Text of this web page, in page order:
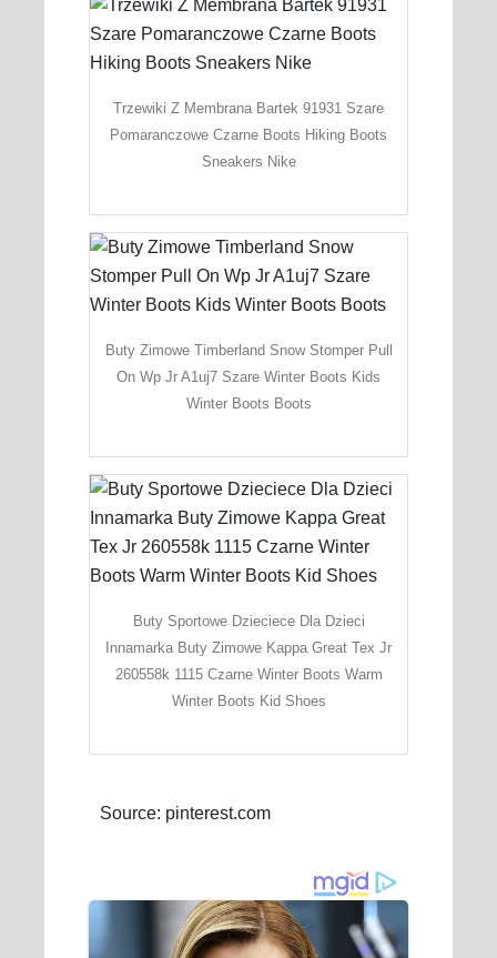
Trzewiki Z Membrana Bartek 91931 Szare
Pomaranczowe Czarne Boots Hiking Boots
Sneakers Nike
Buty Zimowe Timberland Snow Stomper Pull
On Wp Jr A1uj7 Szare Winter Boots Kids
Winter Boots Boots
Buty Sportowe Dzieciece Dla Dzieci
Innamarka Buty Zimowe Kappa Great Tex Jr
260558k 1115 Czarne Winter Boots Warm
Winter Boots Kid Shoes
Source: pinterest.com